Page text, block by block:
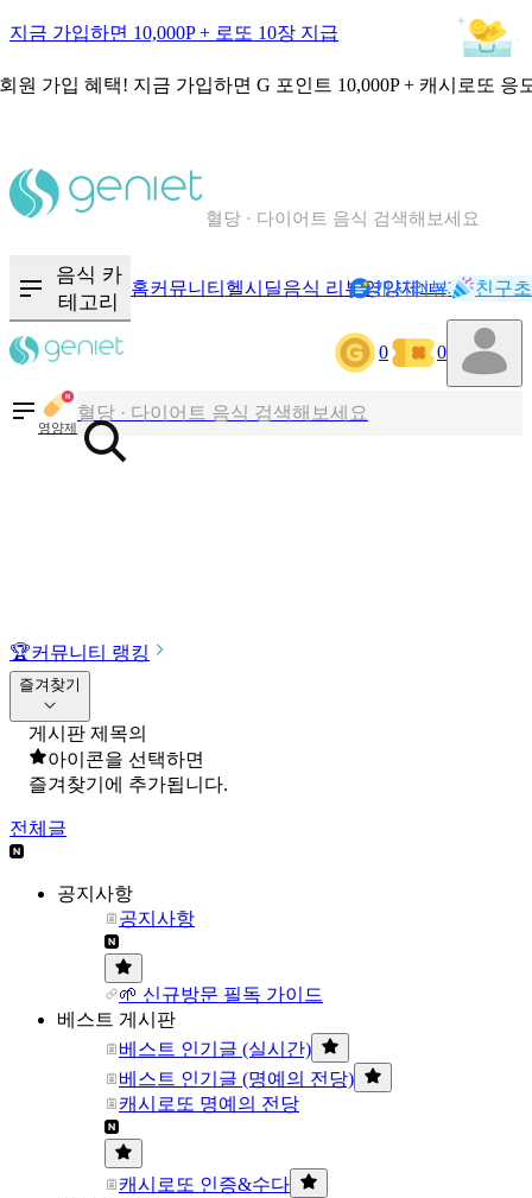
지금 가입하면 10,000P + 로또 10장 지급
원 가입 혜택! 지금 가입하면 G 포인트 10,000P + 캐시로또 응
혈당 · 다이어트 음식 검색해보세요
음식 카
테고리
홈커뮤니티 헬시딜음식 리뷰영양제NEW기록
캐시리뷰 친구
0 0
영양제
칼로리와 영양성분을 검색해보세요
혈당 · 다이어트 음식 검색해보세요
음식 · 영양제 리뷰를 찾아보세요
🏆커뮤니티 랭킹
즐겨찾기
게시판 제목의
아이콘을 선택하면
즐겨찾기에 추가됩니다.
전체글
공지사항
공지사항
🌱 신규방문 필독 가이드
베스트 게시판
베스트 인기글 (실시간)
베스트 인기글 (명예의 전당)
캐시로또 명예의 전당
캐시로또 인증&수다